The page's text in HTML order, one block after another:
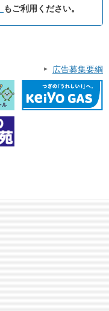
もご利用ください。
広告募集要綱